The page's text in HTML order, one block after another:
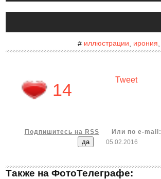
# иллюстрации ирония
14
Tweet
Подпишитесь на RSS
Или по e-mail:
05.02.2016
Также на ФотоТелеграфе: